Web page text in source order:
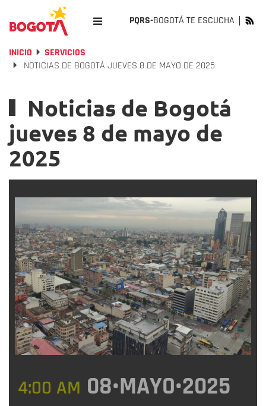
PQRS-BOGOTÁ TE ESCUCHA
INICIO
SERVICIOS
NOTICIAS DE BOGOTÁ JUEVES 8 DE MAYO DE 2025
Noticias de Bogotá
jueves 8 de mayo de
2025
4:00 AM 08•MAYO•2025